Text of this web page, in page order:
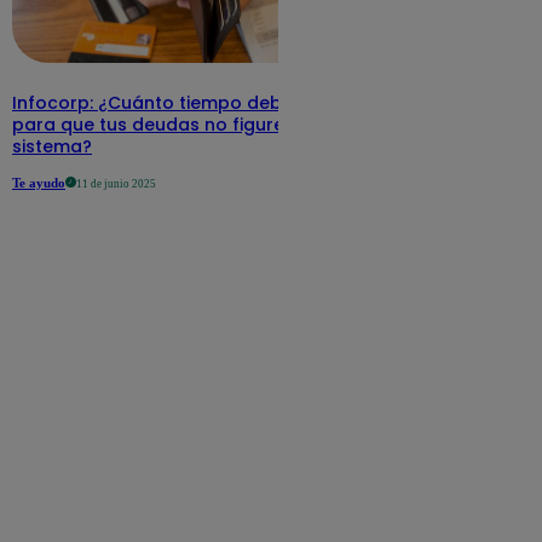
Infocorp: ¿Cuánto tiempo debe pasar
para que tus deudas no figuren en su
sistema?
Te ayudo 11 de junio 2025